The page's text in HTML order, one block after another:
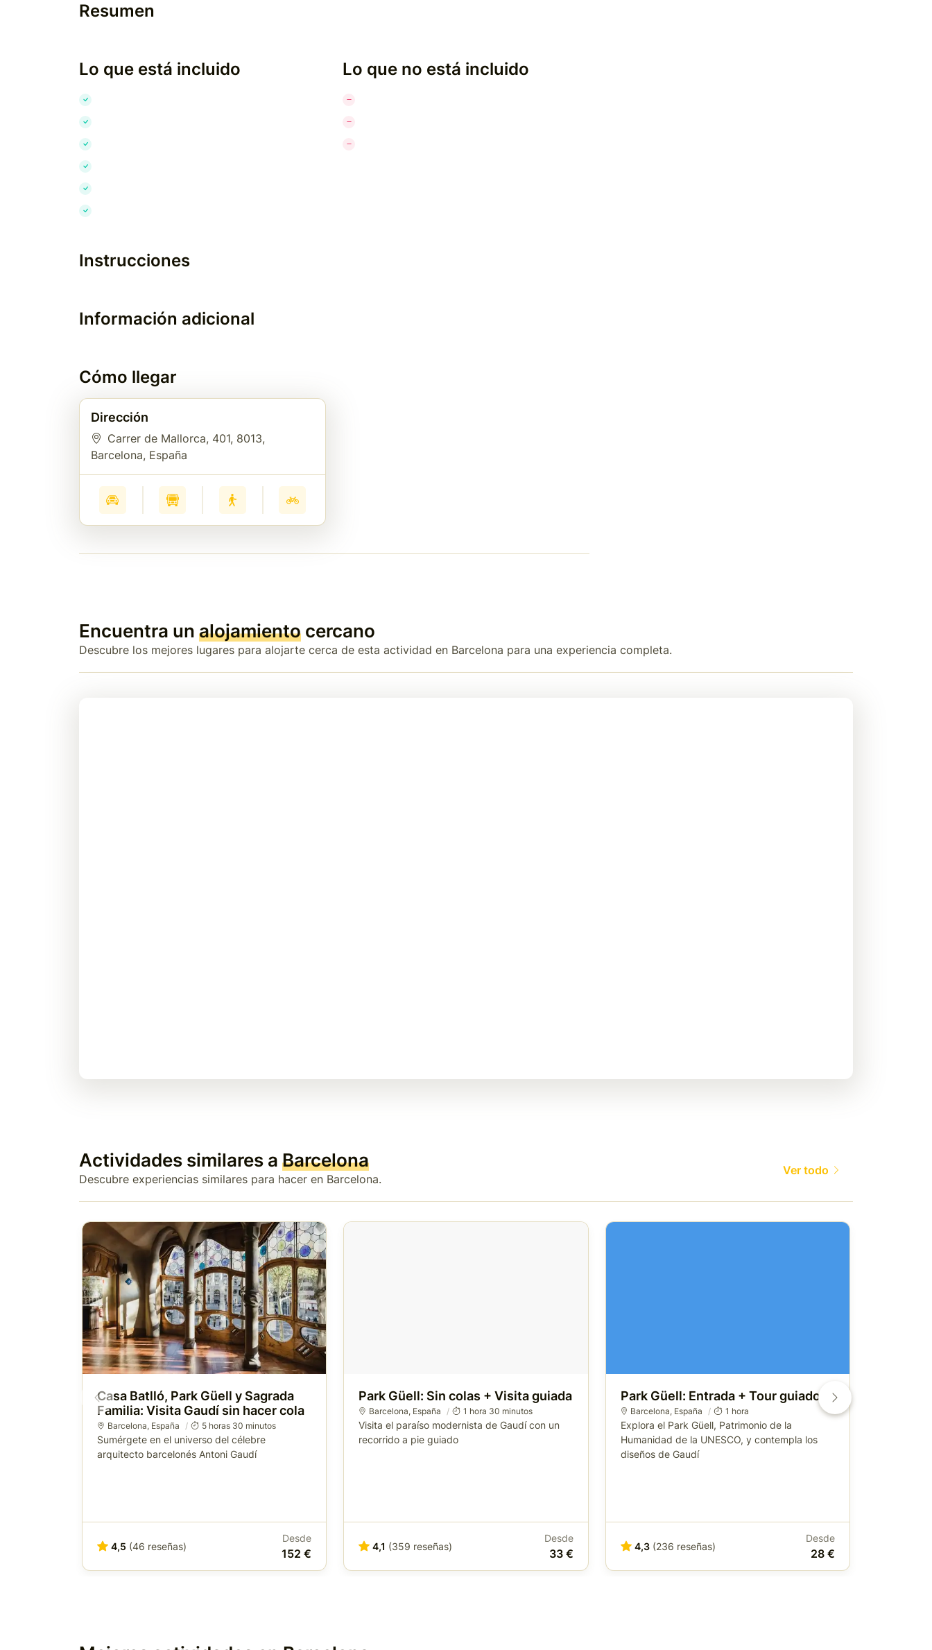
Resumen
Lo que está incluido Lo que no está incluido
Instrucciones
Información adicional
Cómo llegar
Dirección
Carrer de Mallorca, 401, 8013,
Barcelona, España
Encuentra un alojamiento cercano
Descubre los mejores lugares para alojarte cerca de esta actividad en Barcelona para una experiencia completa.
Actividades similares a Barcelona
Descubre experiencias similares para hacer en Barcelona.
Ver todo
Casa Batlló, Park Güell y Sagrada
Familia: Visita Gaudí sin hacer cola
Barcelona, España 5 horas 30 minutos
Sumérgete en el universo del célebre
arquitecto barcelonés Antoni Gaudí
4,5 (46 reseñas)
Desde
152 €
Park Güell: Sin colas + Visita guiada
Barcelona, España 1 hora 30 minutos
Visita el paraíso modernista de Gaudí con un
recorrido a pie guiado
4,1 (359 reseñas)
Desde
33 €
Park Güell: Entrada + Tour guiado
Barcelona, España 1 hora
Explora el Park Güell, Patrimonio de la
Humanidad de la UNESCO, y contempla los
diseños de Gaudí
4,3 (236 reseñas)
Desde
28 €